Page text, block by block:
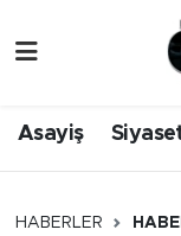
Asayiş
HABERLER
Gündem
Düzce
Düzce